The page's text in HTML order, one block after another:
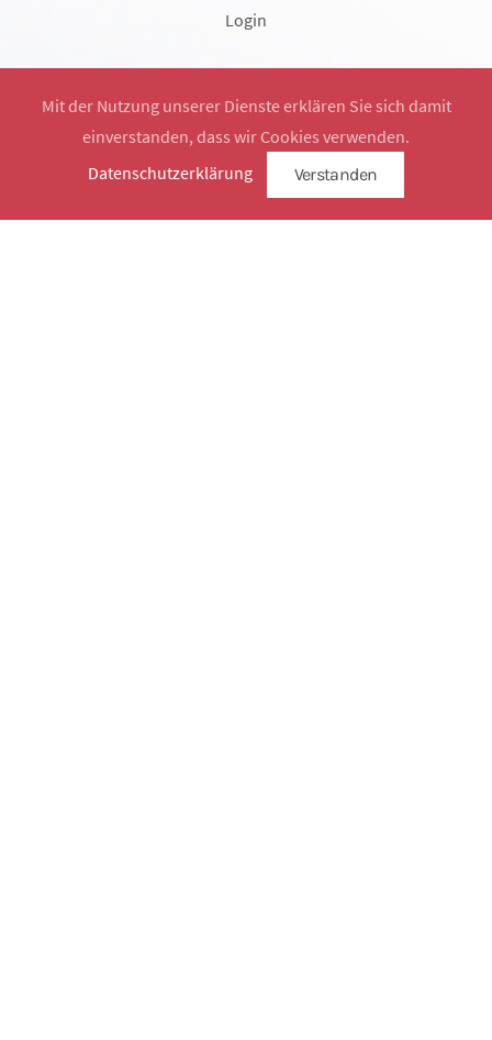
Login
Mit der Nutzung unserer Dienste erklären Sie sich damit
einverstanden, dass wir Cookies verwenden.
Datenschutzerklärung
Verstanden